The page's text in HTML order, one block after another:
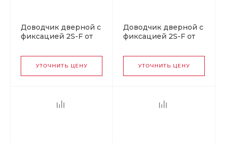
Доводчик дверной с
фиксацией 2S-F от
УТОЧНИТЬ ЦЕНУ
Доводчик дверной с
фиксацией 2S-F от
УТОЧНИТЬ ЦЕНУ